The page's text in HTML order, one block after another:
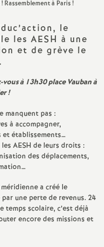
t
i
o
n
a
l
d
e
s
le
les AESH à une
et de grève le
à 13h30 place Vauban à
!
manquent pas :
à accompagner,
et établissements…
AESH de leurs droits :
des déplacements,
a créé le
une perte de revenus. 24
temps scolaire, c’est déjà
encore des missions et